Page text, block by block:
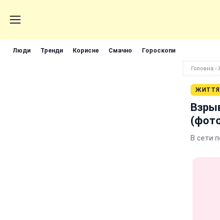
Люди Тренди Корисне Смачно Гороскопи
Головна ›
ЖИТТЯ
В сети